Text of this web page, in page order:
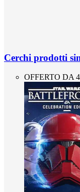
Cerchi prodotti
OFFERTO DA